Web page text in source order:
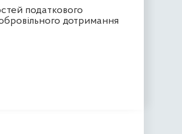
податкового
дотримання